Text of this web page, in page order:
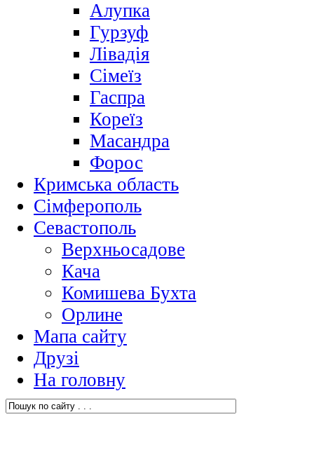
Алупка
Гурзуф
Лівадія
Сімеїз
Гаспра
Кореїз
Масандра
Форос
Кримська область
Сімферополь
Севастополь
Верхньосадове
Кача
Комишева Бухта
Орлине
Мапа сайту
Друзі
На головну